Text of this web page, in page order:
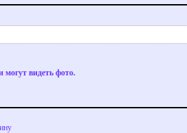
могут видеть фото.